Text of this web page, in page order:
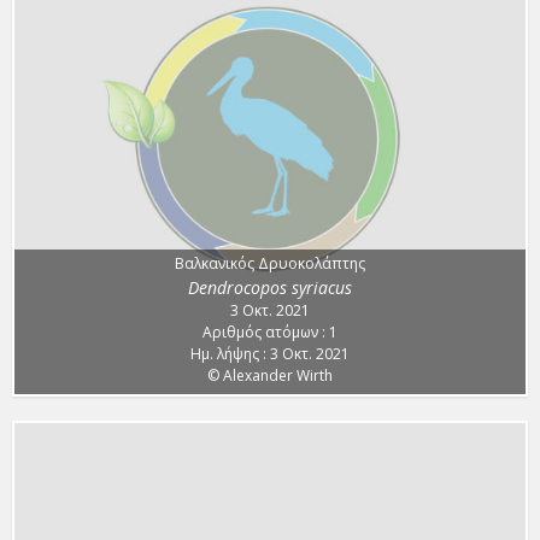
Βαλκανικός Δρυοκολάπτης
Dendrocopos syriacus
3 Οκτ. 2021
Αριθμός ατόμων : 1
Ημ. λήψης : 3 Οκτ. 2021
© Alexander Wirth